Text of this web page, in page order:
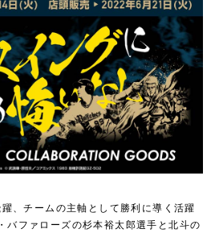
、チームの主軸として勝利に導く活躍
バファローズの杉本裕太郎選手と北斗の